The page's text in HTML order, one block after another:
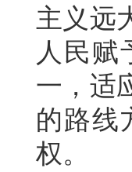
主义远
人民赋
一，适
的路线
权。